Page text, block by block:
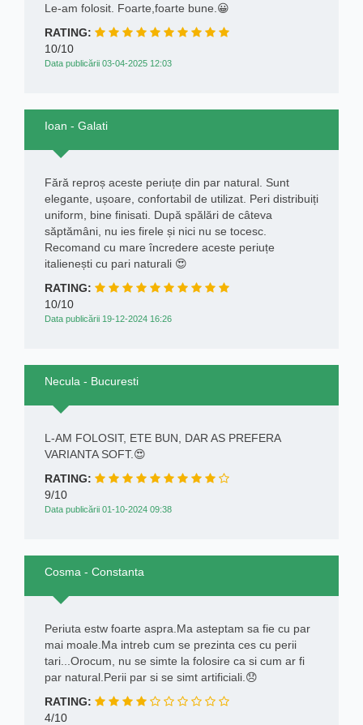
Le-am folosit. Foarte,foarte bune.😀
RATING:
10/10
Data publicării 03-04-2025 12:03
Ioan - Galati
Fără reproș aceste periuțe din par natural. Sunt
elegante, ușoare, confortabil de utilizat. Peri distribuiți
uniform, bine finisati. După spălări de câteva
săptămâni, nu ies firele și nici nu se tocesc.
Recomand cu mare încredere aceste periuțe
italienești cu pari naturali 😍
RATING:
10/10
Data publicării 19-12-2024 16:26
Necula - Bucuresti
L-AM FOLOSIT, ETE BUN, DAR AS PREFERA
VARIANTA SOFT.😍
RATING:
9/10
Data publicării 01-10-2024 09:38
Cosma - Constanta
Periuta estw foarte aspra.Ma asteptam sa fie cu par
mai moale.Ma intreb cum se prezinta ces cu perii
tari...Orocum, nu se simte la folosire ca si cum ar fi
par natural.Perii par si se simt artificiali.😞
RATING:
4/10